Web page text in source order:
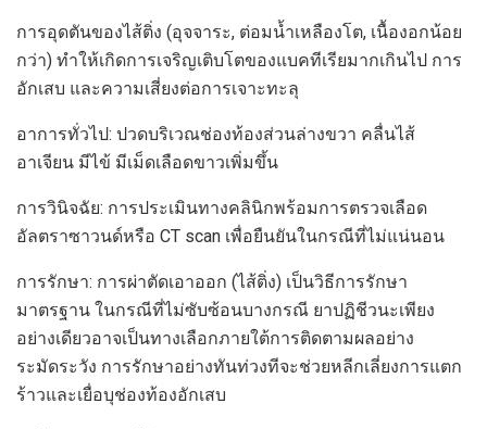
การอุดตันของไส้ติ่ง (อุจจาระ, ต่อมน้ำเหลืองโต, เนื้องอกน้อย
กว่า) ทำให้เกิดการเจริญเติบโตของแบคทีเรียมากเกินไป การ
อักเสบ และความเสี่ยงต่อการเจาะทะลุ
อาการทั่วไป: ปวดบริเวณช่องท้องส่วนล่างขวา คลื่นไส้
อาเจียน มีไข้ มีเม็ดเลือดขาวเพิ่มขึ้น
การวินิจฉัย: การประเมินทางคลินิกพร้อมการตรวจเลือด
อัลตราซาวนด์หรือ CT scan เพื่อยืนยันในกรณีที่ไม่แน่นอน
การรักษา: การผ่าตัดเอาออก (ไส้ติ่ง) เป็นวิธีการรักษา
มาตรฐาน ในกรณีที่ไม่ซับซ้อนบางกรณี ยาปฏิชีวนะเพียง
อย่างเดียวอาจเป็นทางเลือกภายใต้การติดตามผลอย่าง
ระมัดระวัง การรักษาอย่างทันท่วงทีจะช่วยหลีกเลี่ยงการแตก
ร้าวและเยื่อบุช่องท้องอักเสบ